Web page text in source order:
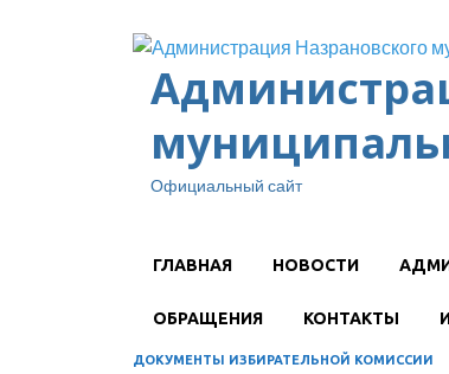
Официальный сайт
ГЛАВНАЯ НОВОСТИ
ОБРАЩЕНИЯ КОНТАКТЫ
ДОКУМЕНТЫ ИЗБИРАТЕЛЬНОЙ КОМИССИИ